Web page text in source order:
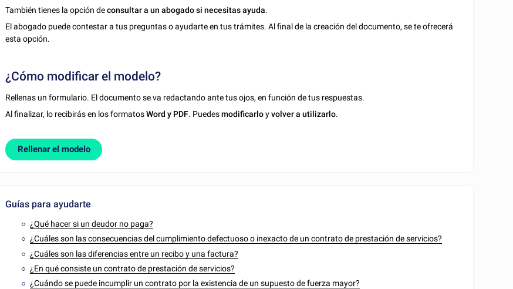
También tienes la opción deconsultar a un abogado si necesitas ayuda.
El abogado puede contestar a tus preguntas o ayudarte en tus trámites. Al final de la creación del documento, se te ofrecerá
esta opción.
¿Cómo modificar el modelo?
Rellenas un formulario. El documento se va redactando ante tus ojos, en función de tus respuestas.
Al finalizar, lo recibirás en los formatosWord y PDF. Puedesmodificarloyvolver a utilizarlo.
Rellenar el modelo
Guías para ayudarte
¿Qué hacer si un deudor no paga?
¿Cuáles son las consecuencias del cumplimiento defectuoso o inexacto de un contrato de prestación de servicios?
¿Cuáles son las diferencias entre un recibo y una factura?
¿En qué consiste un contrato de prestación de servicios?
¿Cuándo se puede incumplir un contrato por la existencia de un supuesto de fuerza mayor?